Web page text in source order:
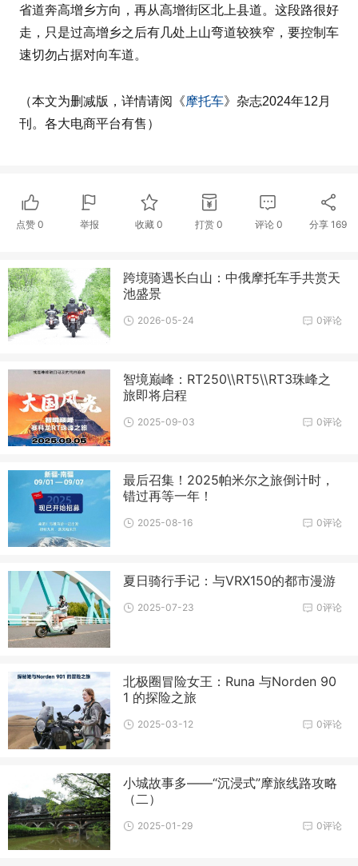
省道奔高增乡方向，再从高增街区北上县道。这段路很好
走，只是过高增乡之后有几处上山弯道较狭窄，要控制车
速切勿占据对向车道。
（本文为删减版，详情请阅《摩托车》杂志2024年12月
刊。各大电商平台有售）
点赞 0 举报 收藏0 打赏 0 评论 0 分享169
跨境骑遇长白山：中俄摩托车手共赏天
池盛景
0评论
2026-05-24
智境巅峰：RT250\\RT5\\RT3珠峰之
旅即将启程
0评论
2025-09-03
最后召集！2025帕米尔之旅倒计时，
错过再等一年！
0评论
2025-08-16
夏日骑行手记：与VRX150的都市漫游
0评论
2025-07-23
北极圈冒险女王：Runa 与Norden 90
1 的探险之旅
0评论
2025-03-12
小城故事多——“沉浸式”摩旅线路攻略
（二）
0评论
2025-01-29